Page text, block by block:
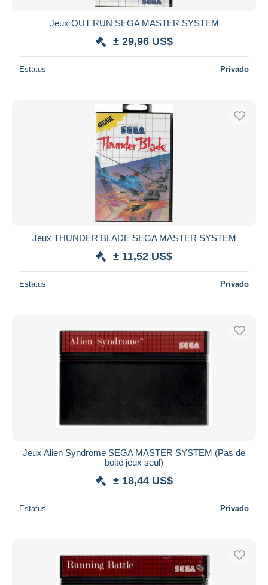
Jeux OUT RUN SEGA MASTER SYSTEM
± 29,96 US$
Estatus Privado
Jeux THUNDER BLADE SEGA MASTER SYSTEM
± 11,52 US$
Estatus Privado
Jeux Alien Syndrome SEGA MASTER SYSTEM (Pas de
boite jeux seul)
± 18,44 US$
Estatus Privado